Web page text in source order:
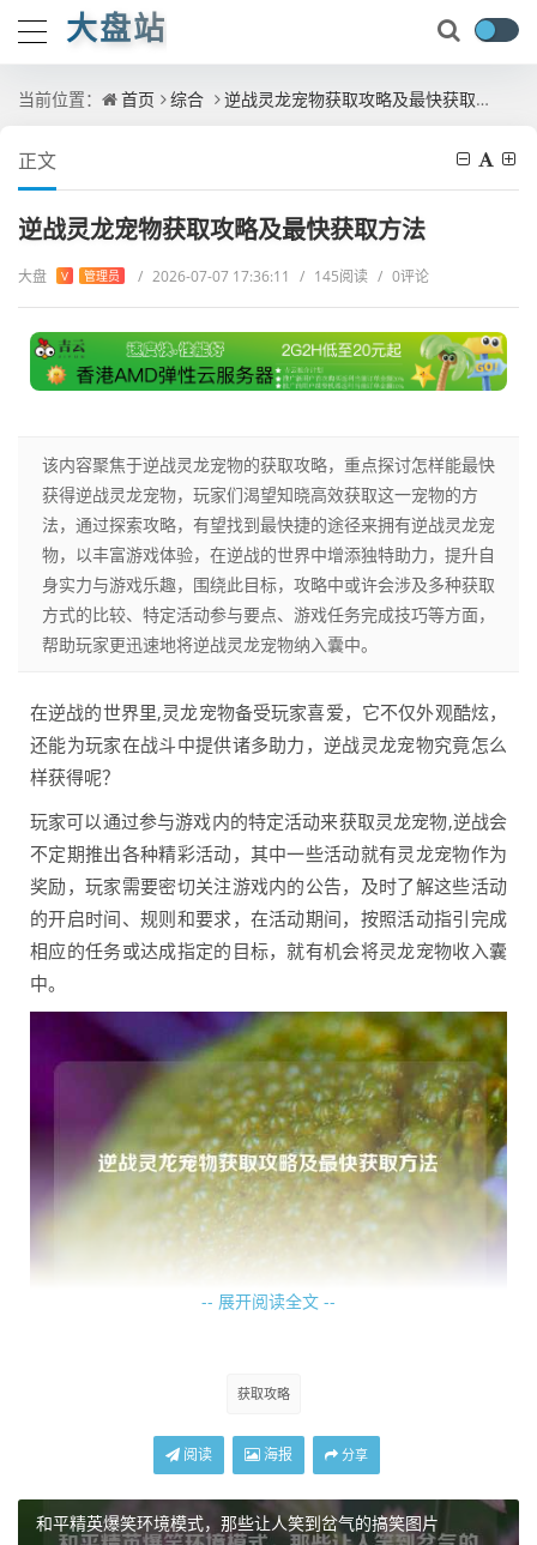
大盘站
当前位置： 首页 综合 逆战灵龙宠物获取攻略及最快获取方法
正文
逆战灵龙宠物获取攻略及最快获取方法
大盘 V 管理员 / 2026-07-07 17:36:11 / 145阅读 / 0评论
该内容聚焦于逆战灵龙宠物的获取攻略，重点探讨怎样能最快
获得逆战灵龙宠物，玩家们渴望知晓高效获取这一宠物的方
法，通过探索攻略，有望找到最快捷的途径来拥有逆战灵龙宠
物，以丰富游戏体验，在逆战的世界中增添独特助力，提升自
身实力与游戏乐趣，围绕此目标，攻略中或许会涉及多种获取
方式的比较、特定活动参与要点、游戏任务完成技巧等方面，
帮助玩家更迅速地将逆战灵龙宠物纳入囊中。
在逆战的世界里,灵龙宠物备受玩家喜爱，它不仅外观酷炫，
还能为玩家在战斗中提供诸多助力，逆战灵龙宠物究竟怎么
样获得呢？
玩家可以通过参与游戏内的特定活动来获取灵龙宠物,逆战会
不定期推出各种精彩活动，其中一些活动就有灵龙宠物作为
奖励，玩家需要密切关注游戏内的公告，及时了解这些活动
的开启时间、规则和要求，在活动期间，按照活动指引完成
相应的任务或达成指定的目标，就有机会将灵龙宠物收入囊
中。
售的礼包时，里面有可能会附带灵龙宠物，玩家可以根据自
物，不过要注意礼包的有效期和内容详情，确保自己能以合
在一些特殊的节日活动或者庆典期间,逆战可能会为玩家提供
-- 展开阅读全文 --
获取攻略
阅读 海报 分享
和平精英爆笑环境模式，那些让人笑到岔气的搞笑图片